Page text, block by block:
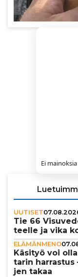
Ei mainoksia
UUTISET
Tie 66
teelle ja vika
ELÄMÄNMENO
Käsityö voi
ta­rin harrastus
jen takaa